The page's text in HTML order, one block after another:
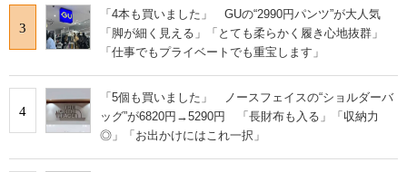
3
「4本も買いました」 GUの“2990円パンツ”が大人気
「脚が細く見える」「とても柔らかく履き心地抜群」
「仕事でもプライベートでも重宝します」
4
「5個も買いました」 ノースフェイスの“ショルダーバ
ッグ”が6820円→5290円 「長財布も入る」「収納力
◎」「お出かけにはこれ一択」